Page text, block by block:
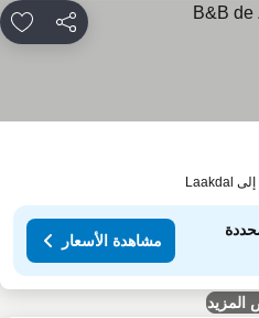
مشاركة
مشاهدة الأسعار